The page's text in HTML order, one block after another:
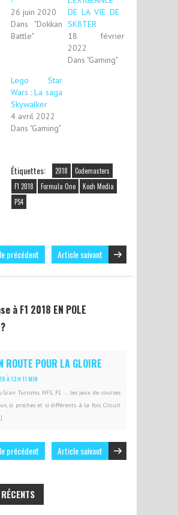
26 juin 2020
Dans "Dokkan
Battle"
DE LA VIE DE
SK8TER
18 février
2022
Dans "Gaming"
Lego Star
Wars : La saga
Skywalker
4 avril 2022
Dans "Gaming"
Étiquettes: 2018
Codemasters
F1 2018
Formula One
Koch Media
PS4
précédent Article suivant
à F1 2018 EN POLE
ROUTE POUR LA GLOIRE
À 13 H 11 MIN
Gran Turismo, NFS, F1 … les jeux de courses
si proches et si différents à la fois. Circuit
précédent Article suivant